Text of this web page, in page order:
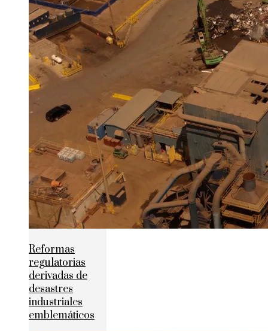
Reformas
regulatorias
derivadas de
desastres
industriales
emblemáticos